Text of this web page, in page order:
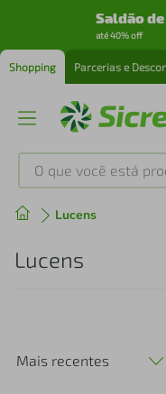
Saldão
até 40% off
Shopping Parcerias e
O que você está
Lucens
Lucens
Mais recentes
Produtos mais
perfume